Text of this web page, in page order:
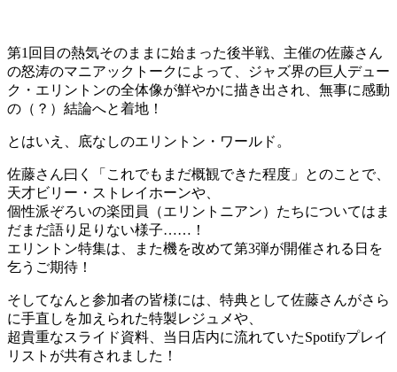
第1回目の熱気そのままに始まった後半戦、主催の佐藤さん
の怒涛のマニアックトークによって、ジャズ界の巨人デュー
ク・エリントンの全体像が鮮やかに描き出され、無事に感動
の（？）結論へと着地！
とはいえ、底なしのエリントン・ワールド。
佐藤さん曰く「これでもまだ概観できた程度」とのことで、
天才ビリー・ストレイホーンや、
個性派ぞろいの楽団員（エリントニアン）たちについてはま
だまだ語り足りない様子……！
エリントン特集は、また機を改めて第3弾が開催される日を
乞うご期待！
そしてなんと参加者の皆様には、特典として佐藤さんがさら
に手直しを加えられた特製レジュメや、
超貴重なスライド資料、当日店内に流れていたSpotifyプレイ
リストが共有されました！